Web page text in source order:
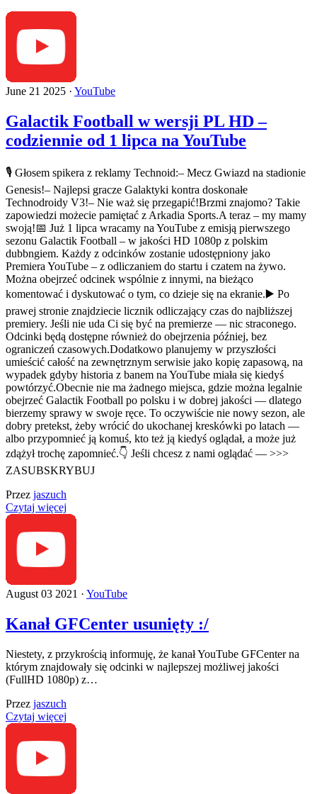
June 21 2025 · YouTube
Galactik Football w wersji PL HD –
codziennie od 1 lipca na YouTube
🎙️ Głosem spikera z reklamy Technoid:– Mecz Gwiazd na stadionie
Genesis!– Najlepsi gracze Galaktyki kontra doskonałe
Technodroidy V3!– Nie waż się przegapić!Brzmi znajomo? Takie
zapowiedzi możecie pamiętać z Arkadia Sports.A teraz – my mamy
swoją!📅 Już 1 lipca wracamy na YouTube z emisją pierwszego
sezonu Galactik Football – w jakości HD 1080p z polskim
dubbngiem. Każdy z odcinków zostanie udostępniony jako
Premiera YouTube – z odliczaniem do startu i czatem na żywo.
Można obejrzeć odcinek wspólnie z innymi, na bieżąco
komentować i dyskutować o tym, co dzieje się na ekranie.▶️ Po
prawej stronie znajdziecie licznik odliczający czas do najbliższej
premiery. Jeśli nie uda Ci się być na premierze — nic straconego.
Odcinki będą dostępne również do obejrzenia później, bez
ograniczeń czasowych.Dodatkowo planujemy w przyszłości
umieścić całość na zewnętrznym serwisie jako kopię zapasową, na
wypadek gdyby historia z banem na YouTube miała się kiedyś
powtórzyć.Obecnie nie ma żadnego miejsca, gdzie można legalnie
obejrzeć Galactik Football po polsku i w dobrej jakości — dlatego
bierzemy sprawy w swoje ręce. To oczywiście nie nowy sezon, ale
dobry pretekst, żeby wrócić do ukochanej kreskówki po latach —
albo przypomnieć ją komuś, kto też ją kiedyś oglądał, a może już
zdążył trochę zapomnieć.👇 Jeśli chcesz z nami oglądać — >>>
ZASUBSKRYBUJ
Przez jaszuch
Czytaj więcej
August 03 2021 · YouTube
Kanał GFCenter usunięty :/
Niestety, z przykrością informuję, że kanał YouTube GFCenter na
którym znajdowały się odcinki w najlepszej możliwej jakości
(FullHD 1080p) z…
Przez jaszuch
Czytaj więcej